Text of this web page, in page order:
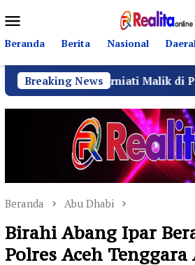
ke
kontenMobile
Beranda Berita Nasional
Breaking News
Kurniati Malik di Pilkades 2026
Beranda Abu Dhabi
Birahi Abang Ipar
Polres Aceh